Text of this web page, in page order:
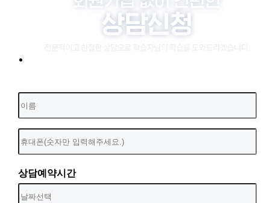
상담예약시간